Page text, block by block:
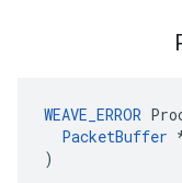
WEAVE_ERROR
PacketBuffer
)